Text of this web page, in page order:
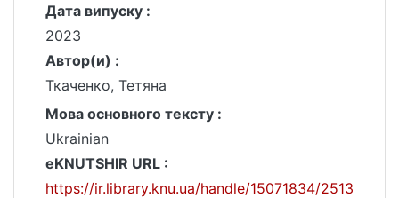
Дата випуску :
2023
Автор(и) :
Ткаченко, Тетяна
Мова основного тексту :
Ukrainian
eKNUTSHIR URL :
https://ir.library.knu.ua/handle/15071834/2513